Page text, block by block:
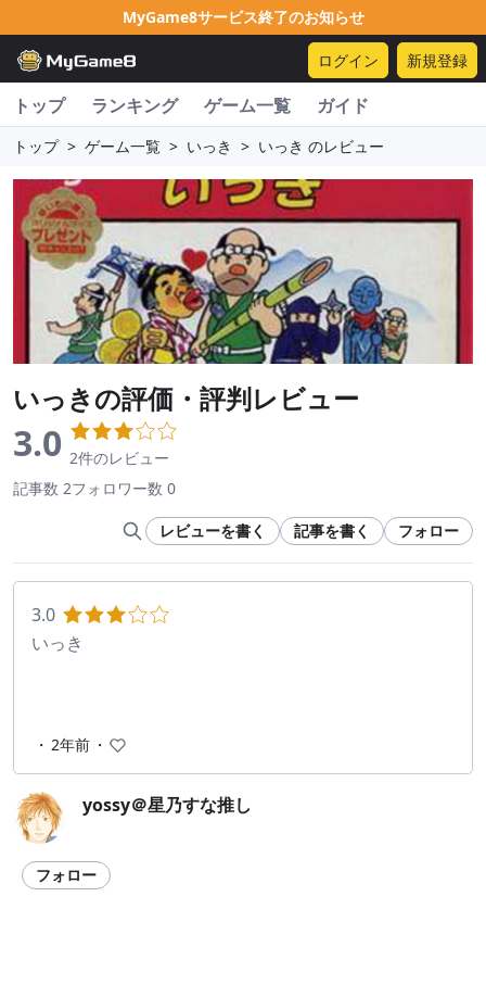
MyGame8サービス終了のお知らせ
ログイン 新規登録
トップ ランキング ゲーム一覧 ガイド
トップ > ゲーム一覧 > いっき > いっき のレビュー
いっきの評価・評判レビュー
3.0 2件のレビュー
記事数 2フォロワー数 0
レビューを書く 記事を書く フォロー
3.0
いっき
・ 2年前 ・
yossy＠星乃すな推し
フォロー